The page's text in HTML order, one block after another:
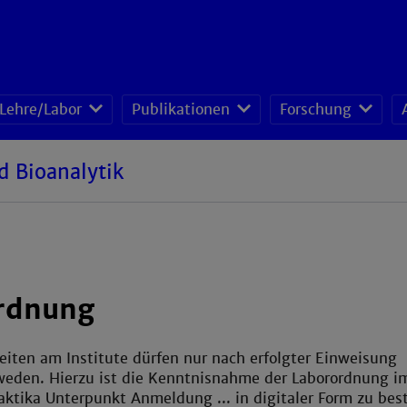
Labor Publikationen Forschung
Bioanalytik
am Institute dürfen nur nach erfolgter Einweisung
Hierzu ist die Kenntnisnahme der Laborordnung
Unterpunkt Anmeldung ... in digitaler Form zu